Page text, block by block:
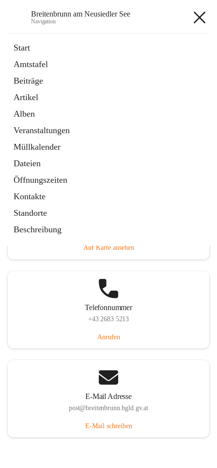
Breitenbrunn am Neusiedler See
Navigation
Start
Amtstafel
Beiträge
Artikel
Alben
Veranstaltungen
Müllkalender
Dateien
Öffnungszeiten
Kontakte
Standorte
Beschreibung
18 Schnellzugriffe
Gemeindeservice
Auf Karte ansehen
Telefonnummer
+43 2683 5213
Anrufen
E-Mail Adresse
post@breitenbrunn.bgld.gv.at
E-Mail schreiben